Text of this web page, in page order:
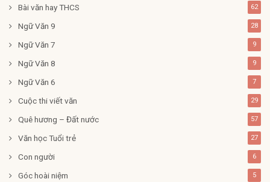
Bài văn hay THCS 62
Ngữ Văn 9 28
Ngữ Văn 7 9
Ngữ Văn 8 9
Ngữ Văn 6 7
Cuộc thi viết văn 29
Quê hương – Đất nước 57
Văn học Tuổi trẻ 27
Con người 6
Góc hoài niệm 5